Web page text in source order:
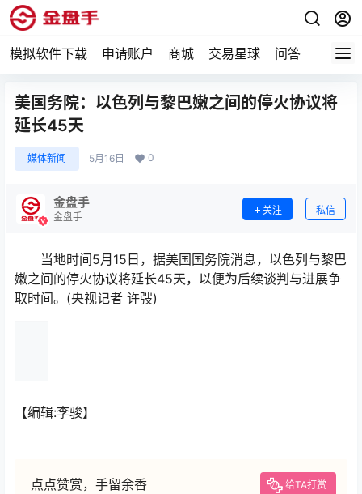
模拟软件下载 申请账户 商城 交易星球 问答 专题
美国务院：以色列与黎巴嫩之间的停火协议将
延长45天
媒体新闻 5月16日 0
金盘手
金盘手
关注 私信
当地时间5月15日，据美国国务院消息，以色列与黎巴
嫩之间的停火协议将延长45天，以便为后续谈判与进展争
取时间。(央视记者 许弢)
【编辑:李骏】
点点赞赏，手留余香 给TA打赏